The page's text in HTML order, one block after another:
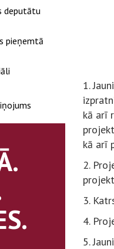
deputātu
pieņemtā
1.
kā arī
kā arī
2.
3.
4.
5.